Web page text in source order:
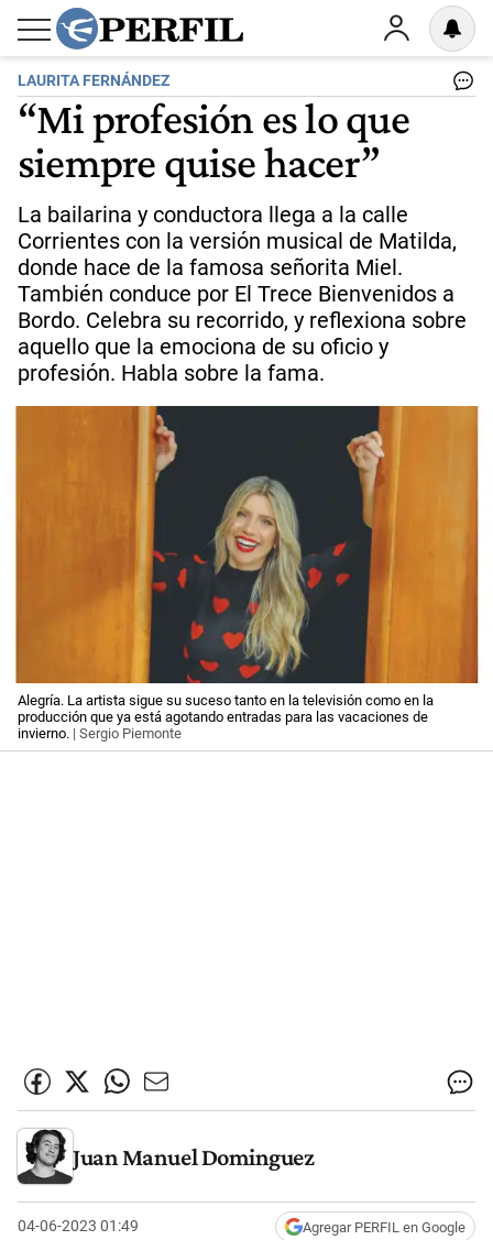
LAURITA FERNÁNDEZ
“Mi profesión es lo que
siempre quise hacer”
La bailarina y conductora llega a la calle
Corrientes con la versión musical de Matilda,
donde hace de la famosa señorita Miel.
También conduce por El Trece Bienvenidos a
Bordo. Celebra su recorrido, y reflexiona sobre
aquello que la emociona de su oficio y
profesión. Habla sobre la fama.
Alegría. La artista sigue su suceso tanto en la televisión como en la
producción que ya está agotando entradas para las vacaciones de
invierno. | Sergio Piemonte
Juan Manuel Dominguez
04-06-2023 01:49 Agregar PERFIL en Google